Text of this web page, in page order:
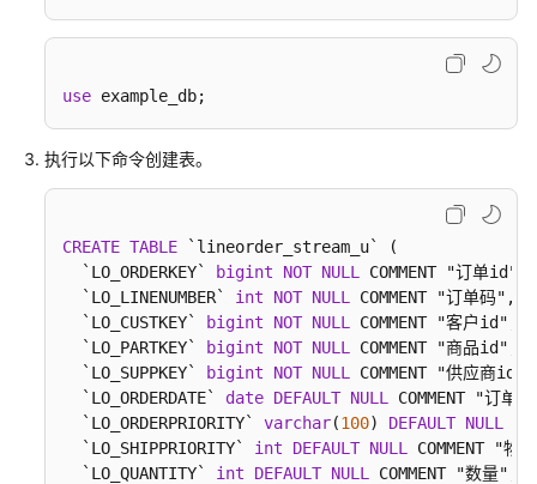
至
Kafka
Count
数
据
流
统
计
use example_db;
执行以下命令创建表。
CREATE TABLE `lineorder_stream_u` (
  `LO_ORDERKEY`
bigint NOT NULL
COMMENT "订单id",
  `LO_LINENUMBER`
int NOT NULL
COMMENT "订单码",
  `LO_CUSTKEY`
bigint NOT NULL
COMMENT "客户id",
  `LO_PARTKEY`
bigint NOT NULL
COMMENT "商品id",
  `LO_SUPPKEY`
bigint NOT NULL
COMMENT "供应商id",
  `LO_ORDERDATE`
date DEFAULT NULL
COMMENT "订单
  `LO_ORDERPRIORITY`
varchar(100) DEFAULT NULL
  `LO_SHIPPRIORITY`
int DEFAULT NULL
COMMENT "物
  `LO_QUANTITY`
int DEFAULT NULL
COMMENT "数量",